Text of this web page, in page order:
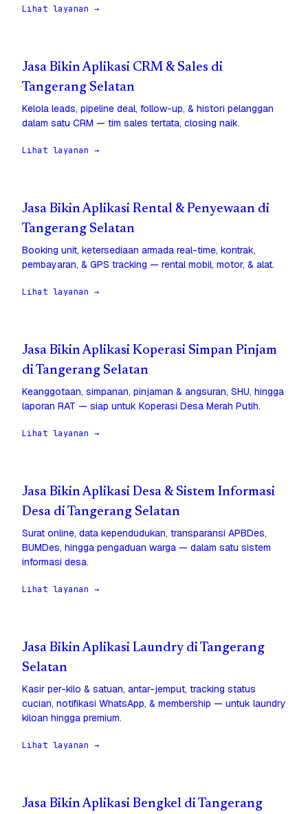
Lihat layanan →
Jasa Bikin Aplikasi CRM & Sales di
Tangerang Selatan
Kelola leads, pipeline deal, follow-up, & histori pelanggan
dalam satu CRM — tim sales tertata, closing naik.
Lihat layanan →
Jasa Bikin Aplikasi Rental & Penyewaan di
Tangerang Selatan
Booking unit, ketersediaan armada real-time, kontrak,
pembayaran, & GPS tracking — rental mobil, motor, & alat.
Lihat layanan →
Jasa Bikin Aplikasi Koperasi Simpan Pinjam
di Tangerang Selatan
Keanggotaan, simpanan, pinjaman & angsuran, SHU, hingga
laporan RAT — siap untuk Koperasi Desa Merah Putih.
Lihat layanan →
Jasa Bikin Aplikasi Desa & Sistem Informasi
Desa di Tangerang Selatan
Surat online, data kependudukan, transparansi APBDes,
BUMDes, hingga pengaduan warga — dalam satu sistem
informasi desa.
Lihat layanan →
Jasa Bikin Aplikasi Laundry di Tangerang
Selatan
Kasir per-kilo & satuan, antar-jemput, tracking status
cucian, notifikasi WhatsApp, & membership — untuk laundry
kiloan hingga premium.
Lihat layanan →
Jasa Bikin Aplikasi Bengkel di Tangerang